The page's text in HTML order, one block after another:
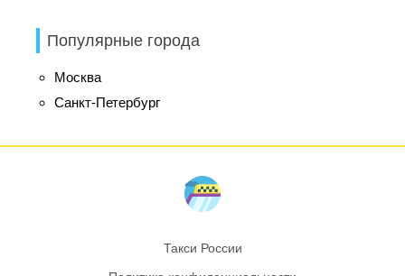
Популярные города
Москва
Санкт-Петербург
Такси России